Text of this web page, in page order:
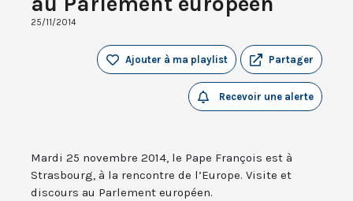
25/11/2014
Partager
Ajouter à ma playlist
Recevoir une alerte
Mardi 25 novembre 2014, le Pape François est à
Strasbourg, à la rencontre de l’Europe. Visite et
discours au Parlement européen.